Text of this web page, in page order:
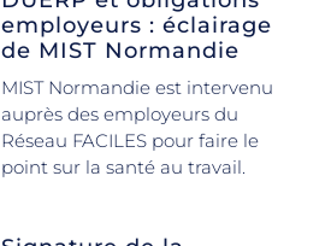
employeurs : éclairage
de MIST Normandie
MIST Normandie est intervenu
auprès des employeurs du
Réseau FACILES pour faire le
point sur la santé au travail.